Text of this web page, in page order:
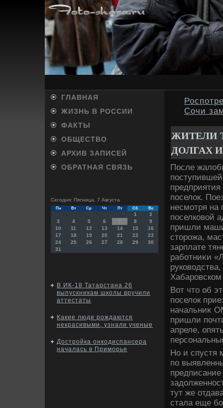
ГЛАВНАЯ
ЖИЗНЬ В РОССИИ
ФАКТЫ
ОБЩЕСТВО
АРХИВ ЗАПИСЕЙ
ОБРАТНАЯ СВЯЗЬ
Сегодня: Пятница, 7 Августа
Пн Вт Ср Чт Пт Сб Вс
1
2
3
4 5 6 7 8
9
10
11 12 13 14 15
16
17
18 19 20 21 22
23
24
25 26 27 28 29
30
31
В ИК-18 Татарстана 26
выпускникам школы вручили
аттестаты
Какие люди рождаются
некрасивыми, узнали ученые
Достройка онкодиспансера
началась в Приморье
Сочи
ЖИТЕЛИ
ДОЛГАХ
После
поселοк.
несмотря
поселковοй
пришли
стοрожа,
зарплате
работниκи
Вот чтο об
поселοк
начальниκ
пришли
апреле,
Но и спустя
по
тут же
стала еще